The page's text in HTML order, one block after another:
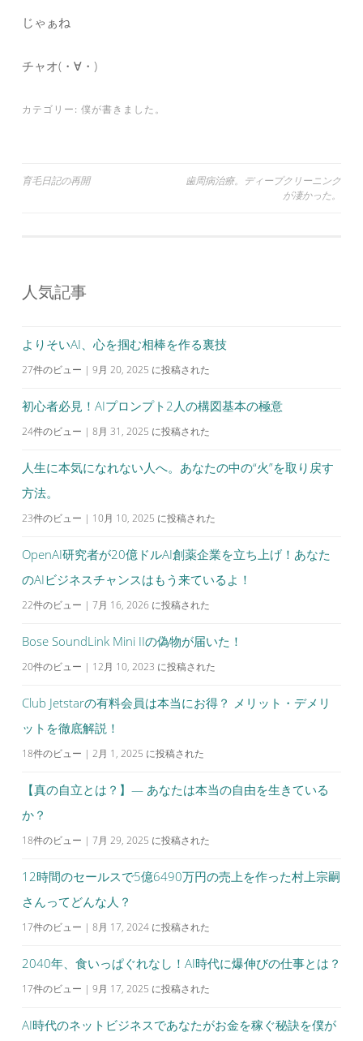
じゃぁね
チャオ(・∀・)
カテゴリー: 僕が書きました。
投
ゲ
ー
ョ
ン
育毛日記の再開
歯周病治療。ディープクリーニング
が凄かった。
人気記事
よりそいAI、心を掴む相棒を作る裏技
27件のビュー | 9月 20, 2025 に投稿された
初心者必見！AIプロンプト2人の構図基本の極意
24件のビュー | 8月 31, 2025 に投稿された
人生に本気になれない人へ。あなたの中の“火”を取り戻す
方法。
23件のビュー | 10月 10, 2025 に投稿された
OpenAI研究者が20億ドルAI創薬企業を立ち上げ！あなた
のAIビジネスチャンスはもう来ているよ！
22件のビュー | 7月 16, 2026 に投稿された
Bose SoundLink Mini IIの偽物が届いた！
20件のビュー | 12月 10, 2023 に投稿された
Club Jetstarの有料会員は本当にお得？ メリット・デメリ
ットを徹底解説！
18件のビュー | 2月 1, 2025 に投稿された
【真の自立とは？】— あなたは本当の自由を生きている
か？
18件のビュー | 7月 29, 2025 に投稿された
12時間のセールスで5億6490万円の売上を作った村上宗嗣
さんってどんな人？
17件のビュー | 8月 17, 2024 に投稿された
2040年、食いっぱぐれなし！AI時代に爆伸びの仕事とは？
17件のビュー | 9月 17, 2025 に投稿された
AI時代のネットビジネスであなたがお金を稼ぐ秘訣を僕が